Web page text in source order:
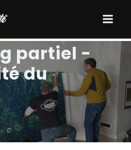
partiel -
du